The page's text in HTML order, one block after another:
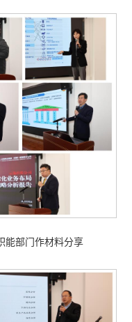
能部门作材料分享